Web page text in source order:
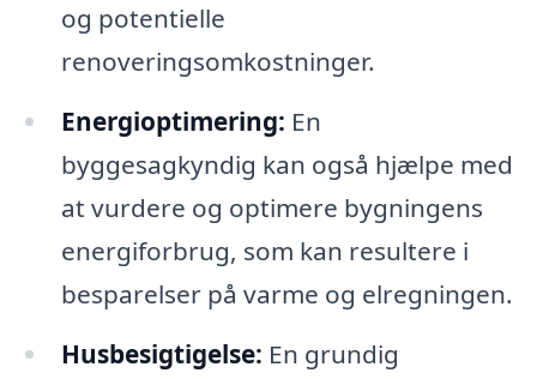
og potentielle
renoveringsomkostninger.
Energioptimering: En
byggesagkyndig kan også hjælpe med
at vurdere og optimere bygningens
energiforbrug, som kan resultere i
besparelser på varme og elregningen.
Husbesigtigelse: En grundig